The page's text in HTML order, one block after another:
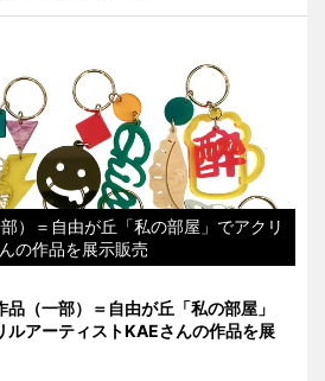
）＝自由が丘「私の部屋」でアクリ
の作品を展示販売
品（一部）＝自由が丘「私の部屋」
ルアーティストKAEさんの作品を展